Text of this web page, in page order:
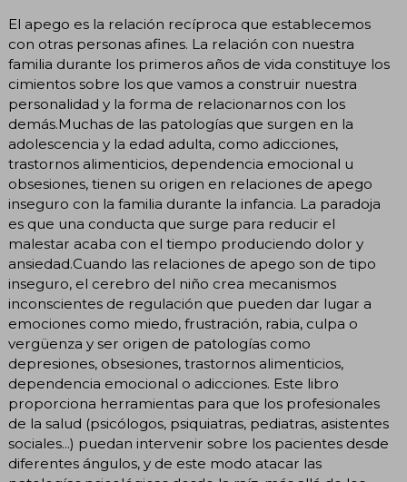
El apego es la relación recíproca que establecemos
con otras personas afines. La relación con nuestra
familia durante los primeros años de vida constituye los
cimientos sobre los que vamos a construir nuestra
personalidad y la forma de relacionarnos con los
demás.Muchas de las patologías que surgen en la
adolescencia y la edad adulta, como adicciones,
trastornos alimenticios, dependencia emocional u
obsesiones, tienen su origen en relaciones de apego
inseguro con la familia durante la infancia. La paradoja
es que una conducta que surge para reducir el
malestar acaba con el tiempo produciendo dolor y
ansiedad.Cuando las relaciones de apego son de tipo
inseguro, el cerebro del niño crea mecanismos
inconscientes de regulación que pueden dar lugar a
emociones como miedo, frustración, rabia, culpa o
vergüenza y ser origen de patologías como
depresiones, obsesiones, trastornos alimenticios,
dependencia emocional o adicciones. Este libro
proporciona herramientas para que los profesionales
de la salud (psicólogos, psiquiatras, pediatras, asistentes
sociales...) puedan intervenir sobre los pacientes desde
diferentes ángulos, y de este modo atacar las